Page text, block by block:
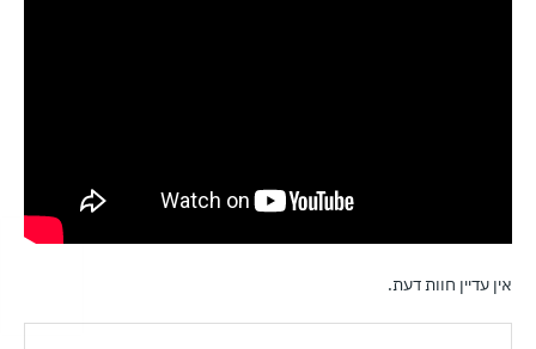
אין עדיין חוות דעת.